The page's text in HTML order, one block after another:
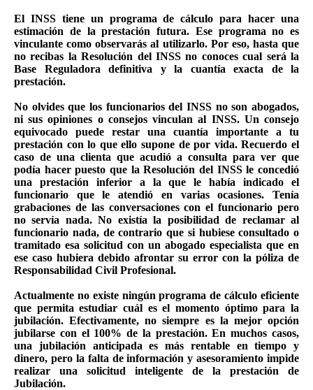
El INSS tiene un programa de cálculo para hacer una
estimación de la prestación futura. Ese programa no es
vinculante como observarás al utilizarlo. Por eso, hasta que
no recibas la Resolución del INSS no conoces cual será la
Base Reguladora definitiva y la cuantía exacta de la
prestación.
No olvides que los funcionarios del INSS no son abogados,
ni sus opiniones o consejos vinculan al INSS. Un consejo
equivocado puede restar una cuantía importante a tu
prestación con lo que ello supone de por vida. Recuerdo el
caso de una clienta que acudió a consulta para ver que
podía hacer puesto que la Resolución del INSS le concedió
una prestación inferior a la que le había indicado el
funcionario que le atendió en varias ocasiones. Tenía
grabaciones de las conversaciones con el funcionario pero
no servía nada. No existía la posibilidad de reclamar al
funcionario nada, de contrario que si hubiese consultado o
tramitado esa solicitud con un abogado especialista que en
ese caso hubiera debido afrontar su error con la póliza de
Responsabilidad Civil Profesional.
Actualmente no existe ningún programa de cálculo eficiente
que permita estudiar cuál es el momento óptimo para la
jubilación. Efectivamente, no siempre es la mejor opción
jubilarse con el 100% de la prestación. En muchos casos,
una jubilación anticipada es más rentable en tiempo y
dinero, pero la falta de información y asesoramiento impide
realizar una solicitud inteligente de la prestación de
Jubilación.